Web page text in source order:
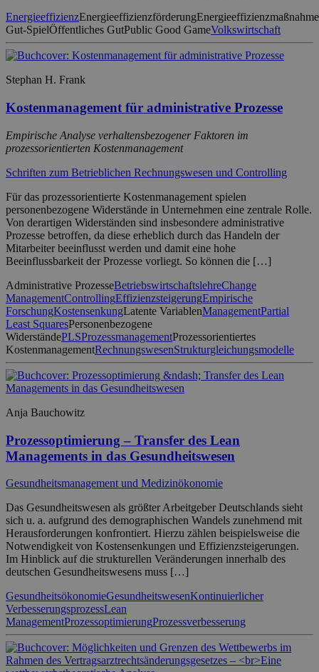
EnergieeffizienzEnergieeffizienzförderungEnergieeffizienzmaßnahme
Gut-SpielÖffentliches GutPublic Good GameVolkswirtschaft
Stephan H. Frank
Kostenmanagement für administrative Prozesse
Empirische Analyse verhaltensbezogener Faktoren im
prozessorientierten Kostenmanagement
Schriften zum Betrieblichen Rechnungswesen und Controlling
Für das prozessorientierte Kostenmanagement spielen
personenbezogene Widerstände in Unternehmen eine zentrale Rolle.
Von derartigen Widerständen sind insbesondere administrative
Prozesse betroffen, da diese erheblich durch das Handeln der
Mitarbeiter beeinflusst werden und damit eine hohe
Beeinflussbarkeit der Prozesse vorliegt. So können die […]
Administrative ProzesseBetriebswirtschaftslehreChange
ManagementControllingEffizienzsteigerungEmpirische
ForschungKostensenkungLatente VariablenManagementPartial
Least SquaresPersonenbezogene
WiderständePLSProzessmanagementProzessorientiertes
KostenmanagementRechnungswesenStrukturgleichungsmodelle
Anja Bauchowitz
Prozessoptimierung – Transfer des Lean
Managements in das Gesundheitswesen
Gesundheitsmanagement und Medizinökonomie
Das Gesundheitswesen als größter Arbeitgeber Deutschlands sieht
sich u. a. aufgrund des demographischen Wandels zunehmend mit
Herausforderungen konfrontiert. Hierzu zählen beispielsweise die
Notwendigkeit von Kostensenkungen und Effizienzsteigerungen.
Im Hinblick auf die strukturellen Veränderungen innerhalb des
deutschen Gesundheitswesens muss […]
GesundheitsökonomieGesundheitswesenKontinuierlicher
VerbesserungsprozessLean
ManagementProzessoptimierungProzessverbesserung